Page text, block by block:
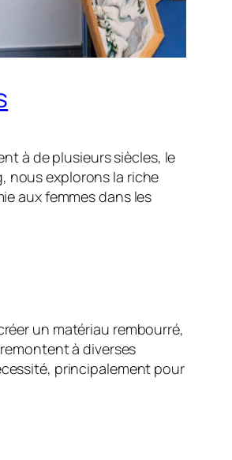
à de plusieurs siècles, le
nous explorons la riche
aux femmes dans les
un matériau rembourré,
à diverses
principalement pour